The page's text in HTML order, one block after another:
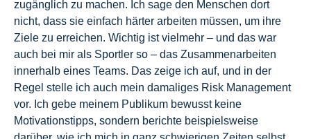
zugänglich zu machen. Ich sage den Menschen dort
nicht, dass sie einfach härter arbeiten müssen, um ihre
Ziele zu erreichen. Wichtig ist vielmehr – und das war
auch bei mir als Sportler so – das Zusammenarbeiten
innerhalb eines Teams. Das zeige ich auf, und in der
Regel stelle ich auch mein damaliges Risk Management
vor. Ich gebe meinem Publikum bewusst keine
Motivationstipps, sondern berichte beispielsweise